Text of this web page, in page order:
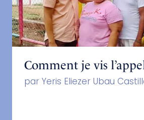
Comment je vis
par Yeris Eliezer Ubau